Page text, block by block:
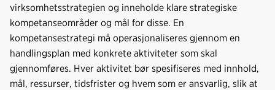
virksomhetsstrategien og inneholde klare strategiske
kompetanseområder og mål for disse. En
kompetansestrategi må operasjonaliseres gjennom en
handlingsplan med konkrete aktiviteter som skal
gjennomføres. Hver aktivitet bør spesifiseres med innhold,
mål, ressurser, tidsfrister og hvem som er ansvarlig, slik at